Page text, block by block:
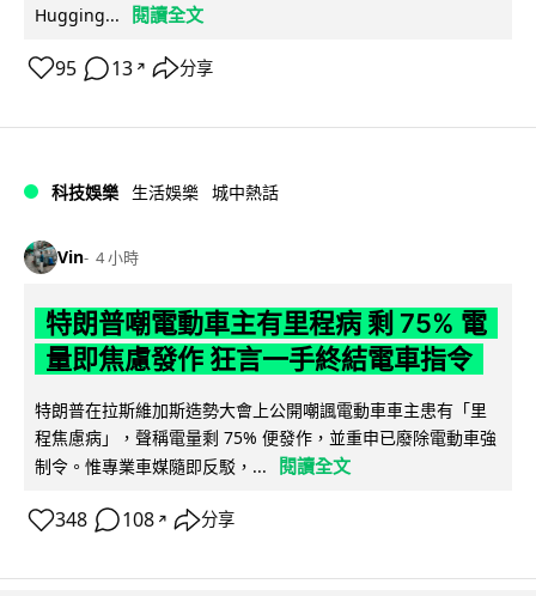
Hugging...
閱讀全文
95 13 ↗ 分享
科技娛樂 生活娛樂 城中熱話
Vin 4 小時
特朗普嘲電動車主有里程病 剩 75% 電
量即焦慮發作 狂言一手終結電車指令
特朗普在拉斯維加斯造勢大會上公開嘲諷電動車車主患有「里
程焦慮病」，聲稱電量剩 75% 便發作，並重申已廢除電動車強
制令。惟專業車媒隨即反駁，...
閱讀全文
348 108 ↗ 分享